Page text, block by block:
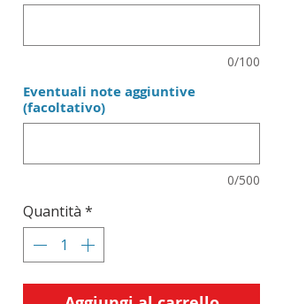
0/100
Eventuali note aggiuntive
(facoltativo)
0/500
Quantità *